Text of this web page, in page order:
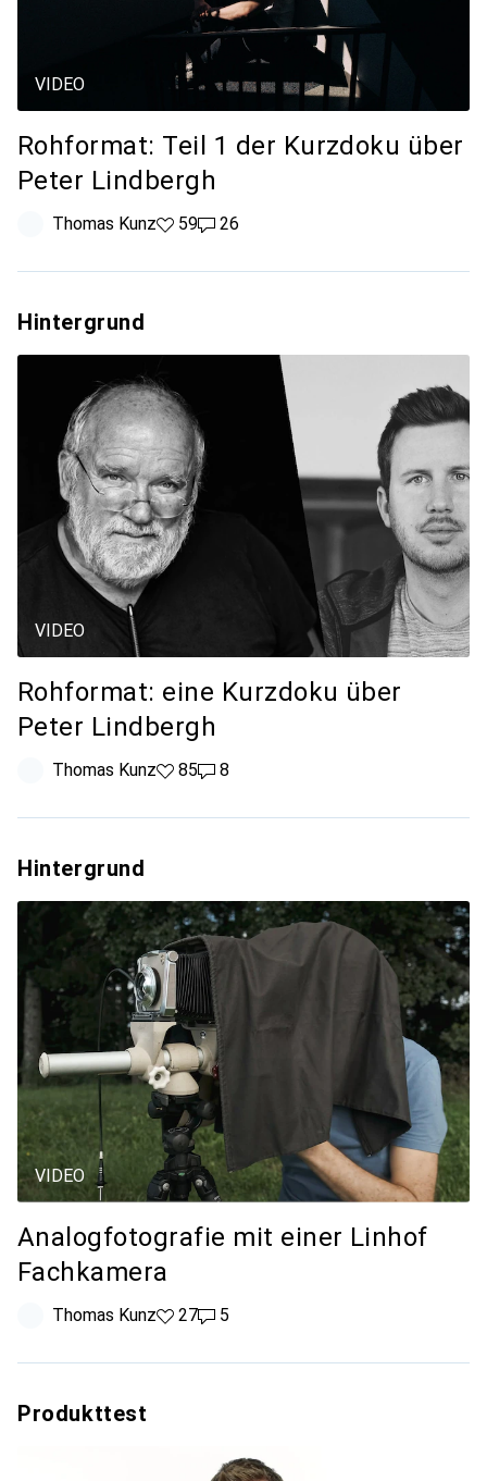
VIDEO
Rohformat: Teil 1 der Kurzdoku über
Peter Lindbergh
Thomas Kunz59 Likes
5926 Kommentare
26
Hintergrund
VIDEO
Rohformat: eine Kurzdoku über
Peter Lindbergh
Thomas Kunz85 Likes
858 Kommentare
8
Hintergrund
VIDEO
Analogfotografie mit einer Linhof
Fachkamera
Thomas Kunz27 Likes
275 Kommentare
5
Produkttest